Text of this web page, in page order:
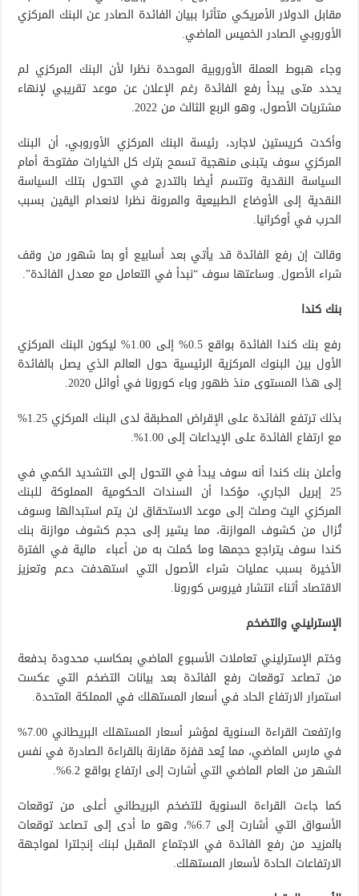
مقابل الدولار الأمريكي متأثرا ببيان الفائدة الصادر عن البنك المركزي
الأوروبي الصادر الخميس الماضي.
وجاء هبوط العملة الأوروبية الموحدة نظرا لأن البنك المركزي لم
يحدد متى يبدأ رفع الفائدة رغم الإعلان عن موعد تقريبي لإنهاء
مشتريات الأصول، وهو الربع الثالث من 2022.
وأكدت كريستين لاجارد، رئيسة البنك المركزي الأوروبي، أن البنك
المركزي سوف يتبنى منهجية تسمح بترك كل الخيارات مفتوحة أمام
السياسة النقدية وتتسم أيضا بالتدرج في التحول بتلك السياسة
النقدية إلى الأوضاع الطبيعية والمرونة نظرا لانعدام اليقين بسبب
الحرب في أوكرانيا.
وقالت إن رفع الفائدة قد يأتي بعد أسابيع أو بما شهور من وقف
شراء الأصول. وساعتها سوف “نبدأ في التعامل مع معدل الفائدة”.
بنك كندا
رفع بنك كندا الفائدة بواقع 0.5% إلى 1.00% ليكون البنك المركزي
الأول بين البنوك المركزية الرئيسية حول العالم الذي يصل بالفائدة
إلى هذا المستوى منذ ظهور وباء كورونا في أوائل 2020.
بذلك ترتفع الفائدة على الإقراض المطبقة لدى البنك المركزي 1.25%
مع ارتفاع الفائدة على الإيداعات إلى 1.00%.
وأعلن بنك كندا أنه سوف يبدأ في التحول إلى التشديد الكمي في
25 إبريل الجاري، مؤكدا أن السندات الحكومية المملوكة للبنك
المركزي اليت وصلت إلى موعد الاستحقاق لن يتم استبدالها وسوف
تُزال من كشوف الموازنة، مما يشير إلى حجم كشوف موازنة بنك
كندا سوف يتراجع حجمها وما حُملت به من أعباء مالية في الفترة
الأخيرة بسبب عمليات شراء الأصول التي استهدفت دعم وتعزيز
الاقتصاد أثناء انتشار فيروس كورونا.
الإسترليني والتضخم
وختم الإسترليني تعاملات الأسبوع الماضي بمكاسب محدودة بدفعة
من تصاعد توقعات رفع الفائدة بعد بيانات التضخم التي عكست
استمرار الارتفاع الحاد في أسعار المستهلك في المملكة المتحدة.
وارتفعت القراءة السنوية لمؤشر أسعار المستهلك البريطاني 7.00%
في مارس الماضي، مما يُعد قفزة مقارنة بالقراءة الصادرة في نفس
الشهر من العام الماضي التي أشارت إلى ارتفاع بواقع 6.2%.
كما جاءت القراءة السنوية للتضخم البريطاني أعلى من توقعات
الأسواق التي أشارت إلى 6.7%، وهو ما أدى إلى تصاعد توقعات
بالمزيد من رفع الفائدة في الاجتماع المقبل لبنك إنجلترا لمواجهة
الارتفاعات الحادة لأسعار المستهلك.